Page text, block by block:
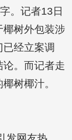
。记者13日
椰树外包装涉
经立案调
。而记者走
树椰汁。
网友热